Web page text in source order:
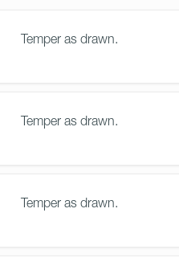
Temper as drawn.
Temper as drawn.
Temper as drawn.